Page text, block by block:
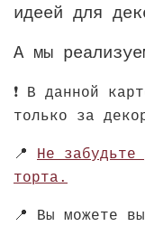
идеей для
А мы
❗️ В данной
только за
📍 Не забудьте
торта.
📍 Вы можете